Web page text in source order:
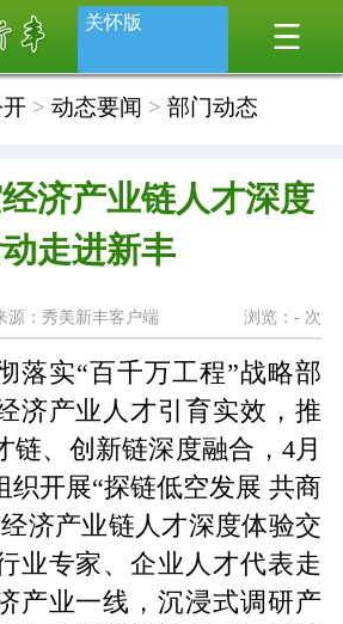
关怀版
> 动态要闻 > 部门动态
济产业链人才深度
走进新丰
浏览：- 次
源：秀美新丰客户端
落实“百千万工程”战略部
济产业人才引育实效，推
链、创新链深度融合， 4月
织开展“探链低空发展 共商
济产业链人才深度体验交
业专家、企业人才代表走
产业一线，沉浸式调研产